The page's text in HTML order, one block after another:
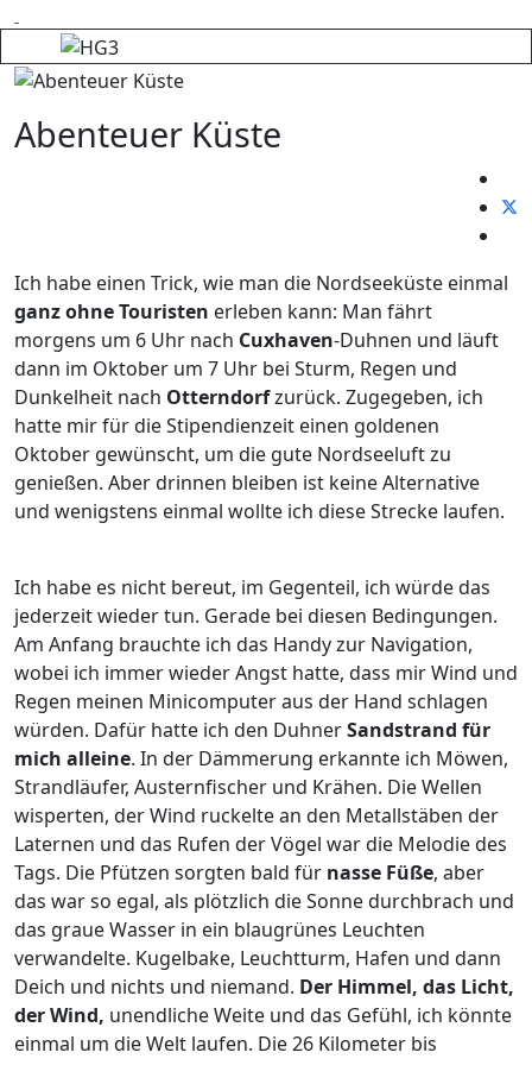
Abenteuer Küste
Ich habe einen Trick, wie man die Nordseeküste einmal
ganz ohne Touristen erleben kann: Man fährt
morgens um 6 Uhr nach Cuxhaven-Duhnen und läuft
dann im Oktober um 7 Uhr bei Sturm, Regen und
Dunkelheit nach Otterndorfzurück. Zugegeben, ich
hatte mir für die Stipendienzeit einen goldenen
Oktober gewünscht, um die gute Nordseeluft zu
genießen. Aber drinnen bleiben ist keine Alternative
und wenigstens einmal wollte ich diese Strecke laufen.
Ich habe es nicht bereut, im Gegenteil, ich würde das
jederzeit wieder tun. Gerade bei diesen Bedingungen.
Am Anfang brauchte ich das Handy zur Navigation,
wobei ich immer wieder Angst hatte, dass mir Wind und
Regen meinen Minicomputer aus der Hand schlagen
würden. Dafür hatte ich den DuhnerSandstrand für
mich alleine. In der Dämmerung erkannte ich Möwen,
Strandläufer, Austernfischer und Krähen. Die Wellen
wisperten, der Wind ruckelte an den Metallstäben der
Laternen und das Rufen der Vögel war die Melodie des
Tags. Die Pfützen sorgten bald für nasse Füße, aber
das war so egal, als plötzlich die Sonne durchbrach und
das graue Wasser in ein blaugrünes Leuchten
verwandelte. Kugelbake, Leuchtturm, Hafen und dann
Deich und nichts und niemand. Der Himmel, das Licht,
der Wind, unendliche Weite und das Gefühl, ich könnte
einmal um die Welt laufen. Die 26 Kilometer bis